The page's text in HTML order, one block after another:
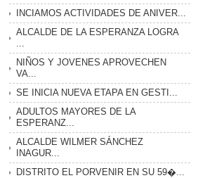
INCIAMOS ACTIVIDADES DE ANIVER...
ALCALDE DE LA ESPERANZA LOGRA
NIÑOS Y JOVENES APROVECHEN
VA...
SE INICIA NUEVA ETAPA EN GESTI...
ADULTOS MAYORES DE LA
ESPERANZ...
ALCALDE WILMER SÁNCHEZ
INAGUR...
DISTRITO EL PORVENIR EN SU 59�...